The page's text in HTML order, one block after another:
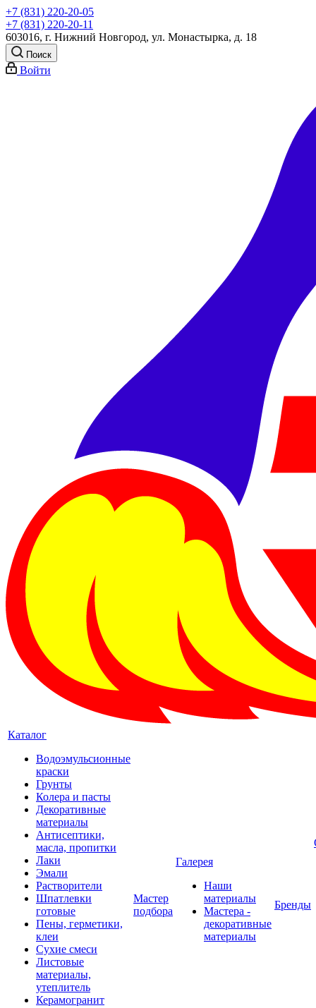
+7 (831) 220-20-05
+7 (831) 220-20-11
603016, г. Нижний Новгород, ул. Монастырка, д. 18
Поиск
Войти
Каталог
Водоэмульсионные
краски
Грунты
Колера и пасты
Декоративные
материалы
Антисептики,
масла, пропитки
Лаки
Эмали
Растворители
Шпатлевки
готовые
Пены, герметики,
клеи
Сухие смеси
Листовые
материалы,
утеплитель
Керамогранит
Мастер
подбора
Галерея
Наши
материалы
Мастера -
декоративные
материалы
Бренды